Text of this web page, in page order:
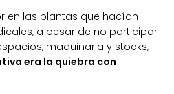
en las plantas que hacían
a pesar de no participar
maquinaria y stocks,
era la quiebra con